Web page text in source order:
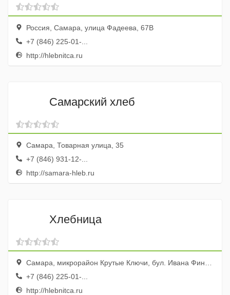
Россия, Самара, улица Фадеева, 67В
+7 (846) 225-01-...
http://hlebnitca.ru
Самарский хлеб
Самара, Товарная улица, 35
+7 (846) 931-12-...
http://samara-hleb.ru
Хлебница
Самара, микрорайон Крутые Ключи, бул. Ивана Финютина, 25
+7 (846) 225-01-...
http://hlebnitca.ru